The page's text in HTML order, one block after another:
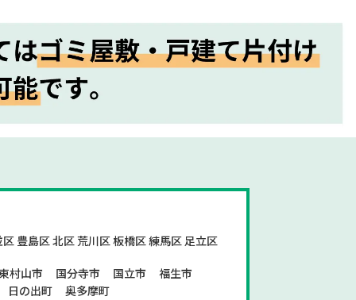
豊島区 北区 荒川区 板橋区 練馬区 足立区
村山市 国分寺市 国立市
福生市
日の出町
奥多摩町